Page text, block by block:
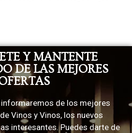
Y MANTENTE
DE LAS MEJORES
de los mejores
Vinos y Vinos, los nuevos
interesantes. Puedes darte de